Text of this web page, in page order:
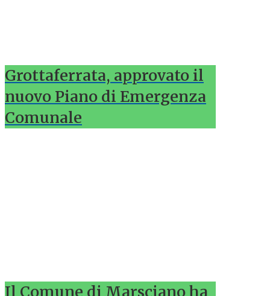
Grottaferrata, approvato il
nuovo Piano di Emergenza
Comunale
Il Comune di Marsciano ha